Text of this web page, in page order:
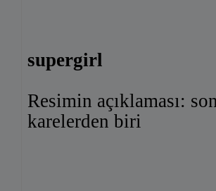
supergirl
Resimin açıklaması:
karelerden biri